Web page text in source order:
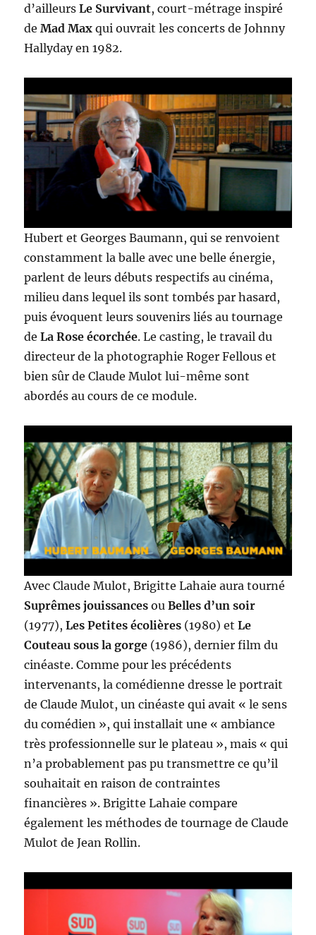
d’ailleursLe Survivant, court-métrage inspiré
deMad Max qui ouvrait les concerts de Johnny
Hallyday en 1982.
Hubert et Georges Baumann, qui se renvoient
constamment la balle avec une belle énergie,
parlent de leurs débuts respectifs au cinéma,
milieu dans lequel ils sont tombés par hasard,
puis évoquent leurs souvenirs liés au tournage
de La Rose écorchée. Le casting, le travail du
directeur de la photographie Roger Fellous et
bien sûr de Claude Mulot lui-même sont
abordés au cours de ce module.
Avec Claude Mulot, Brigitte Lahaie aura tourné
Suprêmes jouissances ouBelles d’un soir
(1977),Les Petites écolières (1980) etLe
Couteau sous la gorge (1986), dernier film du
cinéaste. Comme pour les précédents
intervenants, la comédienne dresse le portrait
de Claude Mulot, un cinéaste qui avait « le sens
du comédien », qui installait une « ambiance
très professionnelle sur le plateau », mais « qui
n’a probablement pas pu transmettre ce qu’il
souhaitait en raison de contraintes
financières ». Brigitte Lahaie compare
également les méthodes de tournage de Claude
Mulot de Jean Rollin.